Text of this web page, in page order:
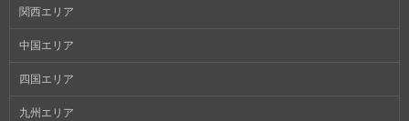
関西エリア
中国エリア
四国エリア
九州エリア